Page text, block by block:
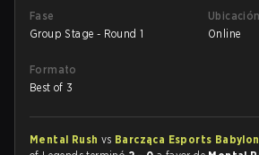
Fase
Group Stage - Round 1
Ubicación
Online
Formato
Best of 3
Mental Rush vs Barcząca Esports Babylon